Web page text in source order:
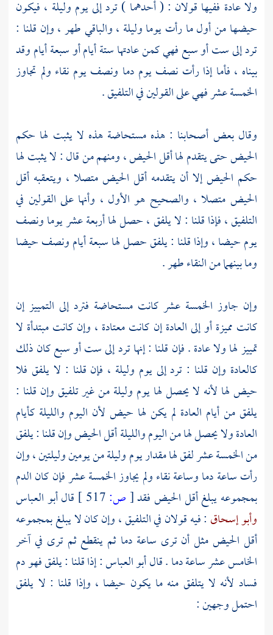
ولا عادة ففيها قولان : ( أحدهما ) ترد إلى يوم وليلة ، فيكون
حيضها من أول ما رأت يوما وليلة ، والباقي طهر ، وإن قلنا :
ترد إلى ست أو سبع فهي كمن عادتها ستة أيام أو سبعة أيام وقد
بيناه ، فأما إذا رأت نصف يوم دما ونصف يوم نقاء ولم تجاوز
الخمسة عشر فهي على القولين في التلفيق .
وقال بعض أصحابنا : هذه مستحاضة هذه لا يثبت لها حكم
الحيض حتى يتقدم لها أقل الحيض ، ومنهم من قال : لا يثبت لها
حكم الحيض إلا أن يتقدمه أقل الحيض متصلا ، ويتعقبه أقل
الحيض متصلا ، والصحيح هو الأول ، وأنها على القولين في
التلفيق ، فإذا قلنا : لا يلفق ، حصل لها أربعة عشر يوما ونصف
يوم حيضا ، وإذا قلنا : يلفق حصل لها سبعة أيام ونصف حيضا
وما بينهما من النقاء طهر .
وإن جاوز الخمسة عشر كانت مستحاضة فترد إلى التمييز إن
كانت مميزة أو إلى العادة إن كانت معتادة ، وإن كانت مبتدأة لا
تمييز لها ولا عادة . فإن قلنا : إنها ترد إلى ست أو سبع كان ذلك
كالعادة وإن قلنا : ترد إلى يوم وليلة ، فإن قلنا : لا يلفق فلا
حيض لها لأنه لا يحصل لها يوم وليلة من غير تلفيق وإن قلنا :
يلفق من أيام العادة لم يكن لها حيض لأن اليوم والليلة كأيام
العادة ولا يحصل لها من اليوم والليلة أقل الحيض وإن قلنا : يلفق
من الخمسة عشر لفق لها مقدار يوم وليلة من يومين وليلتين ، وإن
رأت ساعة دما وساعة نقاء ولم يجاوز الخمسة عشر فإن كان الدم
بمجموعه يبلغ أقل الحيض فقد[ص: قالأبو العباس
وأبو إسحاق : فيه قولان في التلفيق ، وإن كان لا يبلغ بمجموعه
أقل الحيض مثل أن ترى ساعة دما ثم ينقطع ثم ترى في آخر
الخامس عشر ساعة دما . قالأبو العباس: إذا قلنا : يلفق فهو دم
فساد لأنه لا يتلفق منه ما يكون حيضا ، وإذا قلنا : لا يلفق
احتمل وجهين :